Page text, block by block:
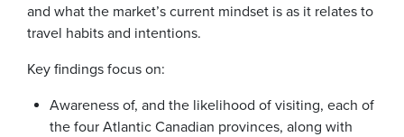
and what the market’s current mindset is as it relates to
travel habits and intentions.
Key findings focus on:
Awareness of, and the likelihood of visiting, each of
the four Atlantic Canadian provinces, along with